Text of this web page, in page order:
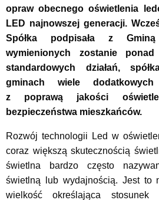
opraw obecnego oświetlenia
LED najnowszej generacji.
Spółka podpisała z
wymienionych zostanie
standardowych działań,
gminach wiele
z poprawą jakości
bezpieczeństwa mieszkańców.
Rozwój technologii Led w
coraz większą skutecznością
świetlna bardzo często
świetlną lub wydajnością. Jest to
wielkość określająca stosunek